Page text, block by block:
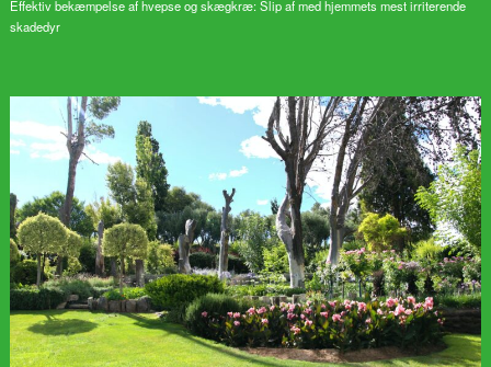
Effektiv bekæmpelse af hvepse og skægkræ: Slip af med hjemmets mest irriterende
skadedyr